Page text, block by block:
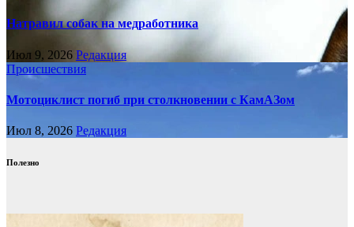
Натравил собак на медработника
Июл 9, 2026 Редакция
Происшествия
Мотоциклист погиб при столкновении с КамАЗом
Июл 8, 2026 Редакция
Полезно